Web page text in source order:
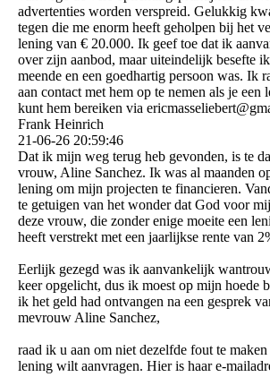
advertenties worden verspreid. Gelukkig
tegen die me enorm heeft geholpen bij het
lening van € 20.000. Ik geef toe dat ik
over zijn aanbod, maar uiteindelijk besefte
meende en een goedhartig persoon was. Ik
aan contact met hem op te nemen als je een
kunt hem bereiken via
Frank Heinrich
21-06-26 20:59:46
Dat ik mijn weg terug heb gevonden, is te
vrouw, Aline Sanchez. Ik was al maanden
lening om mijn projecten te financieren.
te getuigen van het wonder dat God voor
deze vrouw, die zonder enige moeite een
heeft verstrekt met een jaarlijkse rente van
Eerlijk gezegd was ik aanvankelijk
keer opgelicht, dus ik moest op mijn hoede
ik het geld had ontvangen na een gesprek
mevrouw Aline Sanchez,
raad ik u aan om niet dezelfde fout te maken
lening wilt aanvragen. Hier is haar e-